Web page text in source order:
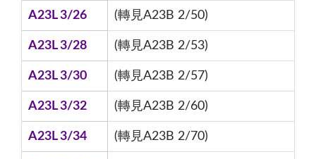
A23L 3/26 (轉見A23B 2/50)
A23L 3/28 (轉見A23B 2/53)
A23L 3/30 (轉見A23B 2/57)
A23L 3/32 (轉見A23B 2/60)
A23L 3/34 (轉見A23B 2/70)